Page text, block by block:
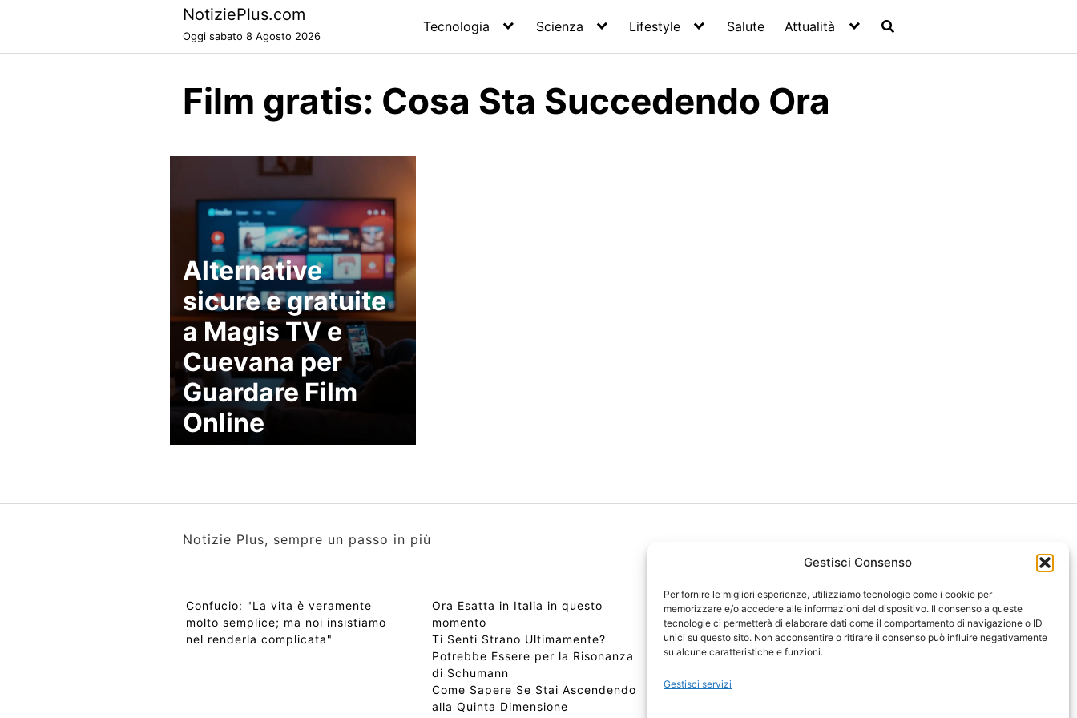
Gestisci Consenso
Per fornire le migliori esperienze, utilizziamo tecnologie come i cookie per
memorizzare e/o accedere alle informazioni del dispositivo. Il consenso a queste
tecnologie ci permetterà di elaborare dati come il comportamento di navigazione o ID
unici su questo sito. Non acconsentire o ritirare il consenso può influire negativamente
su alcune caratteristiche e funzioni.
Gestisci servizi
NotiziePlus.com
Oggi sabato 8 Agosto 2026
Tecnologia Scienza Lifestyle Salute Attualità
Film gratis: Cosa Sta Succedendo Ora
Alternative
sicure e gratuite
a Magis TV e
Cuevana per
Guardare Film
Online
Notizie Plus, sempre un passo in più
Confucio: "La vita è veramente
molto semplice; ma noi insistiamo
nel renderla complicata"
Ora Esatta in Italia in questo
momento
Ti Senti Strano Ultimamente?
Potrebbe Essere per la Risonanza
di Schumann
Come Sapere Se Stai Ascendendo
alla Quinta Dimensione
Copyright 2026 NotiziePlus.com
Edizioni Web4Star
Chi Siamo: Redazione
📰 Contenuto Umano Verificato
Sitemap-